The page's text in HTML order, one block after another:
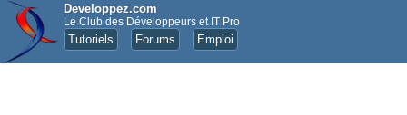
Developpez.com
Le Club des Développeurs et IT Pro
Tutoriels Forums Emploi